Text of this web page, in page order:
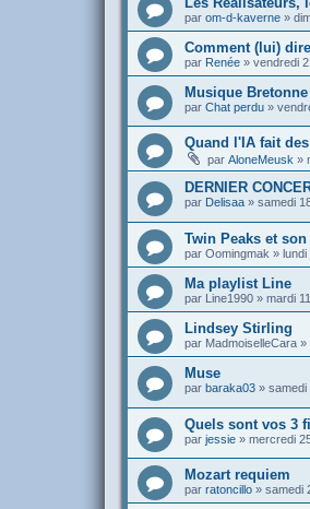
par om-d-kaverne »
Comment (lui)
par Renée » vendredi
Musique Bretonne
par Chat perdu »
Quand l'IA fait
par AloneMeusk »
DERNIER
par Delisaa » samedi
Twin Peaks et
par Oomingmak » lundi
Ma playlist Line
par Line1990 » mardi
Lindsey Stirling
par MadmoiselleCara »
Muse
par baraka03 » samedi
Quels sont vos 3
par jessie » mercredi
Mozart requiem
par ratoncillo » samedi